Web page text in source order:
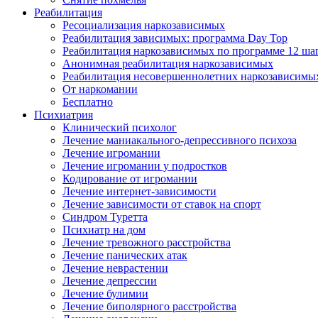
Реабилитация
Ресоциализация наркозависимых
Реабилитация зависимых: программа Day Top
Реабилитация наркозависимых по программе 12
Анонимная реабилитация наркозависимых
Реабилитация несовершеннолетних
От наркомании
Бесплатно
Психиатрия
Клинический психолог
Лечение маниакального-депрессивного психоза
Лечение игромании
Лечение игромании у подростков
Кодирование от игромании
Лечение интернет-зависимости
Лечение зависимости от ставок на спорт
Синдром Туретта
Психиатр на дом
Лечение тревожного расстройства
Лечение панических атак
Лечение неврастении
Лечение депрессии
Лечение булимии
Лечение биполярного расстройства